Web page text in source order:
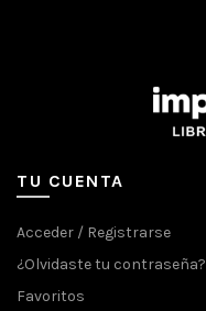
TU CUENTA
Acceder / Registrarse
¿Olvidaste tu contraseña?
Favoritos